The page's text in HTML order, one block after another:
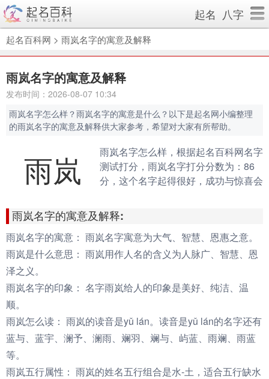
起名 八字
起名百科网 > 雨岚名字的寓意及解释
雨岚名字的寓意及解释
发布时间：2026-08-07 10:34
雨岚名字怎么样？雨岚名字的寓意是什么？以下是起名网小编整理
的雨岚名字的寓意及解释供大家参考，希望对大家有所帮助。
雨岚
雨岚名字怎么样，根据起名百科网名字
测试打分，雨岚名字打分分数为：86
分，这个名字起得很好，成功与惊喜会
上为很棒的名字，80-90分为很好的名
字，70分以下为不好的名字）
雨岚名字的寓意及解释:
雨岚名字的寓意： 雨岚名字寓意为大气、智慧、恩惠之意。
雨岚是什么意思： 雨岚用作人名的含义为人脉广、智慧、恩
泽之义。
雨岚名字的印象： 名字雨岚给人的印象是美好、纯洁、温
顺。
雨岚怎么读： 雨岚的读音是yǔ lán。读音是yǔ lán的名字还有
蓝与、蓝宇、澜予、澜雨、斓羽、斓与、屿蓝、雨斓、雨蓝
等。
雨岚五行属性： 雨岚的姓名五行组合是水-土，适合五行缺水